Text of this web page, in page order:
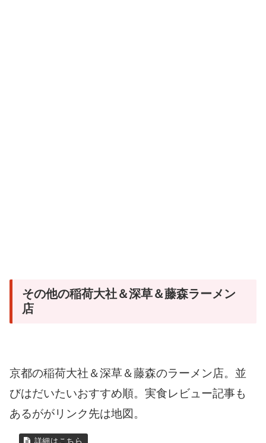
その他の稲荷大社＆深草＆藤森ラーメン
店
京都の稲荷大社＆深草＆藤森のラーメン店。並
びはだいたいおすすめ順。実食レビュー記事も
あるががリンク先は地図。